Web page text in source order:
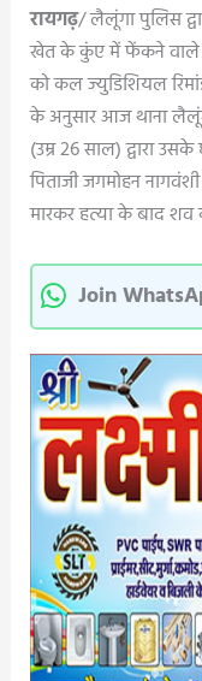
रायगढ़/ लैलूंगा पुलिस
खेत के कुंए में फेंकने वाले
को कल ज्युडिशियल
के अनुसार आज थाना
(उम्र 26 साल) द्वारा
पिताजी जगमोहन
मारकर हत्या के बाद
Join